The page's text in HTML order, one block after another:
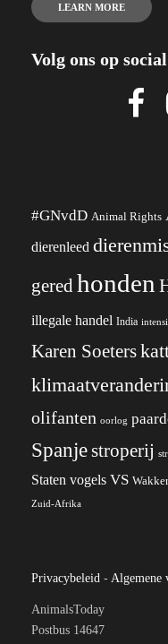
LEARN MORE
Volg ons op
#GNvdD Animal Rights
dierenleed
gered honden
illegale handel India
Karen Soeters
olifanten oorlog
Spanjestroperij
Staten vogels VS
Zuid-Afrika
Privacybeleid - Algemene
AnimalsToday
Postbus 14647